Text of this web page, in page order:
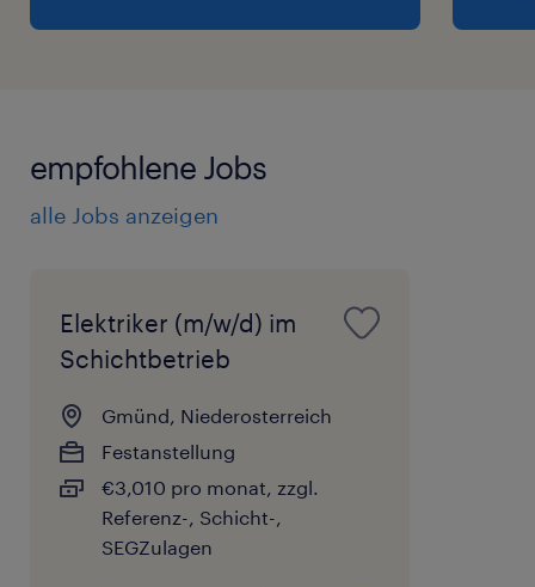
empfohlene Jobs
alle Jobs anzeigen
Elektriker (m/w/d) im
Schichtbetrieb
Gmünd, Niederosterreich
Festanstellung
€3,010 pro monat, zzgl.
Referenz-, Schicht-,
SEGZulagen